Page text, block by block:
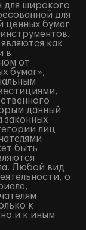
для широкого
для
ценных бумаг
как
в
от
бумаг»,
данный
законных
лиц
быть
Любой вид
о
к
и к иным